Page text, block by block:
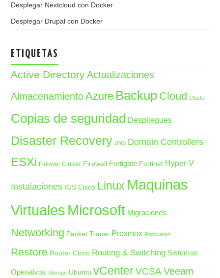
Desplegar Nextcloud con Docker
Desplegar Drupal con Docker
ETIQUETAS
Active Directory Actualizaciones
Almacenamiento Azure Backup Cloud Cluster
Copias de seguridad Despliegues
Disaster Recovery DNS Domain Controllers
ESXi Failover Cluster Firewall Fortigate Fortinet Hyper-V
Instalaciones IOS Cisco Linux Maquinas
Virtuales Microsoft Migraciones
Networking Packet Tracer Proxmox Replication
Restore Router Cisco Routing & Switching Sistemas
Operativos Storage Ubuntu vCenter VCSA Veeam